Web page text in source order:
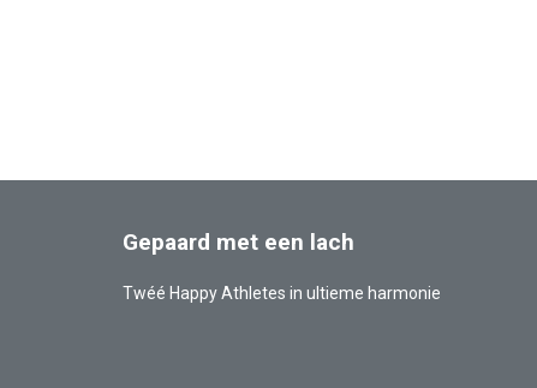
Gepaard met een lach
Twéé Happy Athletes in ultieme harmonie